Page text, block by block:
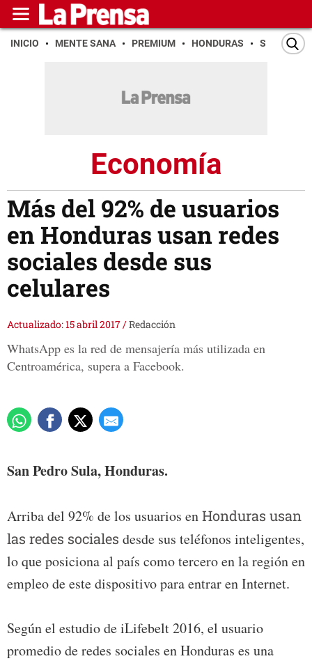
INICIO MENTE SANA PREMIUM HONDURAS SAN PEDRO
Economía
Más del 92% de usuarios
en Honduras usan redes
sociales desde sus
celulares
Actualizado: 15 abril 2017/Redacción
WhatsApp es la red de mensajería más utilizada en
Centroamérica, supera a Facebook.
San Pedro Sula, Honduras.
Arriba del 92% de los usuarios enHonduras usan
las redes sociales desde sus teléfonos inteligentes,
lo que posiciona al país como tercero en la región en
empleo de este dispositivo para entrar en Internet.
Según el estudio de iLifebelt 2016, el usuario
promedio de redes sociales en Honduras es una